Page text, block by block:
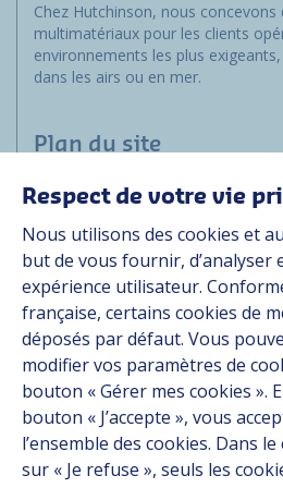
Chez Hutchinson, nous concevons
multimatériaux pour les clients
environnements les plus
dans les airs ou en mer.
Plan du site
Marchés
Solutions
Ressources
À propos
Carrière
Contact
Suivez-nous
Respect de votre vie
Nous utilisons des cookies et
but de vous fournir, d’analyser
expérience utilisateur.
française, certains cookies de
déposés par défaut. Vous
modifier vos paramètres de
bouton « Gérer mes cookies ».
bouton « J’accepte », vous
l’ensemble des cookies. Dans
sur « Je refuse », seuls les